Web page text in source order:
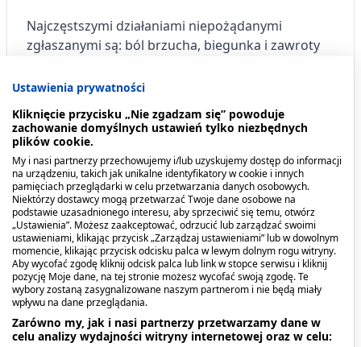
Najczęstszymi działaniami niepożądanymi
zgłaszanymi są: ból brzucha, biegunka i zawroty
nadwrażliwości (obrzęk naczynioruchowy)
gardła, należy przerwać stosowanie leku i pilnie
zwrócić się o natychmiastową pomoc lekarską.
Pozostałe działania niepożądane:
Częste: (występują u nie więcej niż 1 na 10 osób)
Reakcje nadwrażliwości.
Trudności w oddychaniu.
Ból głowy.
Omdlenia.
Ustawienia prywatności
Kliknięcie przycisku „Nie zgadzam się” powoduje
zachowanie domyślnych ustawień tylko niezbędnych
plików cookie.
My i nasi partnerzy przechowujemy i/lub uzyskujemy dostęp do informacji
na urządzeniu, takich jak unikalne identyfikatory w cookie i innych
pamięciach przeglądarki w celu przetwarzania danych osobowych.
Niektórzy dostawcy mogą przetwarzać Twoje dane osobowe na
podstawie uzasadnionego interesu, aby sprzeciwić się temu, otwórz
„Ustawienia”. Możesz zaakceptować, odrzucić lub zarządzać swoimi
ustawieniami, klikając przycisk „Zarządzaj ustawieniami” lub w dowolnym
momencie, klikając przycisk odcisku palca w lewym dolnym rogu witryny.
Aby wycofać zgodę kliknij odcisk palca lub link w stopce serwisu i kliknij
pozycję Moje dane, na tej stronie możesz wycofać swoją zgodę. Te
wybory zostaną zasygnalizowane naszym partnerom i nie będą miały
wpływu na dane przeglądania.
Zarówno my, jak i nasi partnerzy przetwarzamy dane w
celu analizy wydajności witryny internetowej oraz w celu: